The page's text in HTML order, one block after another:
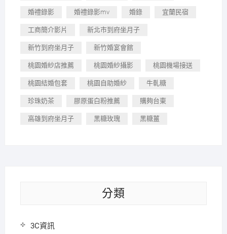
婚禮錄影 婚禮錄影mv 婚錄 宜蘭民宿
工商簡介影片 新北市到府坐月子
新竹到府坐月子 新竹婚宴會館
桃園婚紗店推薦 桃園婚紗攝影 桃園機場接送
桃園結婚包套 桃園自助婚紗 牛軋糖
珍珠奶茶 膠原蛋白粉推薦 購夠台東
高雄到府坐月子 黑糖玫瑰 黑糖薑
分類
3C資訊